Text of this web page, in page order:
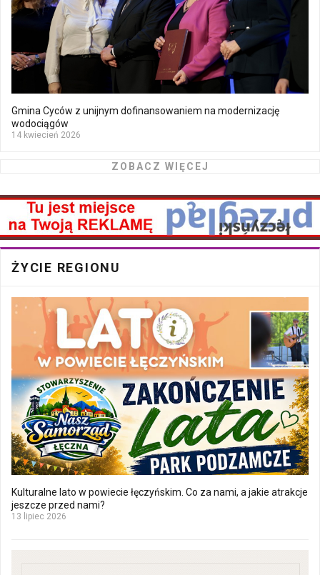
Gmina Cyców z unijnym dofinansowaniem na modernizację
wodociągów
14 kwiecień 2026
ZOBACZ WIĘCEJ
ŻYCIE REGIONU
Kulturalne lato w powiecie łęczyńskim. Co za nami, a jakie atrakcje
jeszcze przed nami?
13 lipiec 2026